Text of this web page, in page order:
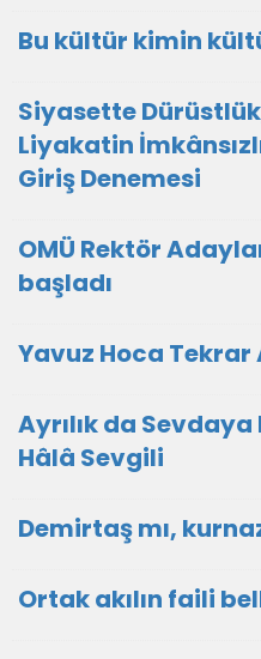
Bu kültür kimin
Siyasette
Liyakatin
Giriş Denemesi
OMÜ Rektör
başladı
Yavuz Hoca Tekrar
Ayrılık da
Hâlâ Sevgili
Demirtaş mı,
Ortak akılın faili